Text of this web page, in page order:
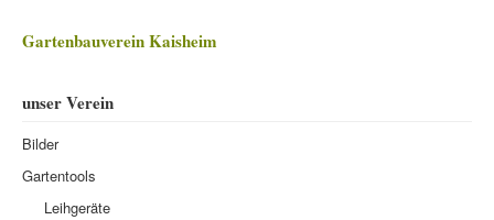
Gartenbauverein Kaisheim
unser Verein
Bilder
Gartentools
Leihgeräte